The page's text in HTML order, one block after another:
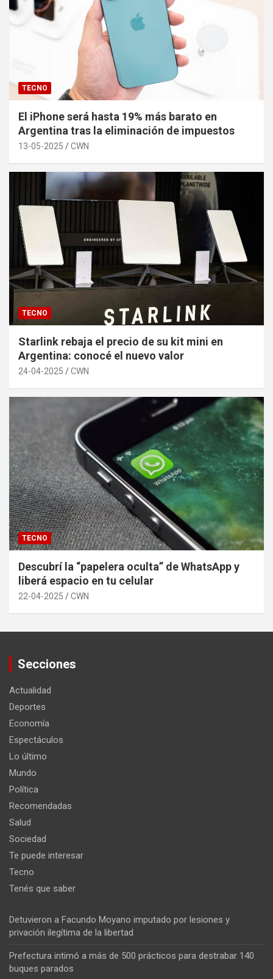
TECNO
El iPhone será hasta 19% más barato en
Argentina tras la eliminación de impuestos
13-05-2025 CWN
TECNO
Starlink rebaja el precio de su kit mini en
Argentina: conocé el nuevo valor
24-04-2025 CWN
TECNO
Descubrí la “papelera oculta” de WhatsApp y
liberá espacio en tu celular
22-04-2025 CWN
Secciones
Actualidad
Deportes
Economía
Espectáculos
Lo último
Mundo
Política
Recomendadas
Salud
Sociedad
Te puede interesar
Tecno
Tenés que saber
Detuvieron a Facundo Moyano imputado por lesiones y
privación ilegítima de la libertad
Prefectura intimó a más de 500 prácticos para destrabar 140
buques parados